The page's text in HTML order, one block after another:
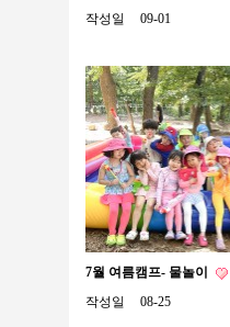
작성일
09-01
7월 여름캠프- 물놀이
작성일
08-25